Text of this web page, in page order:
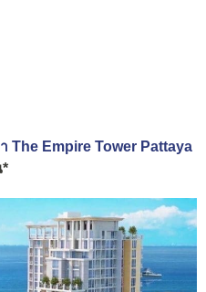
The Empire Tower Pattaya
*